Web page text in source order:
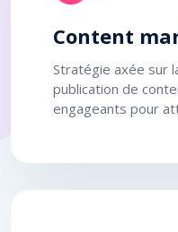
Content
Stratégie axée sur
publication de
engageants pour